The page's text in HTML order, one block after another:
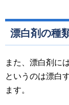
漂白剤の種
また、漂白剤に
というのは漂白
ます。